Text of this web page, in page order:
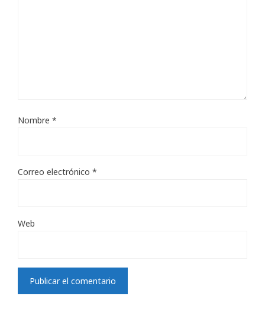
Nombre *
Correo electrónico *
Web